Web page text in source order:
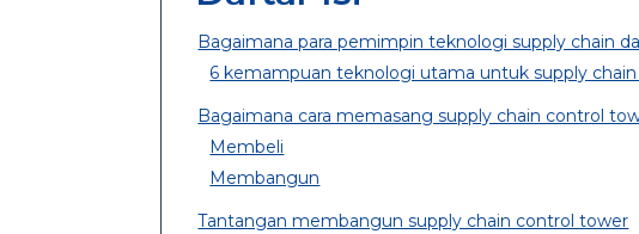
Bagaimana para pemimpin teknologi supply chain
6 kemampuan teknologi utama untuk supply
Bagaimana cara memasang supply chain control
Membeli
Membangun
Tantangan membangun supply chain control tower